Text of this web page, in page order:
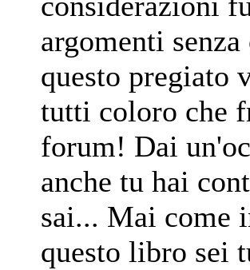
argomenti
questo pregiato
tutti coloro che
forum! Dai
anche tu hai
sai... Mai come
questo libro sei